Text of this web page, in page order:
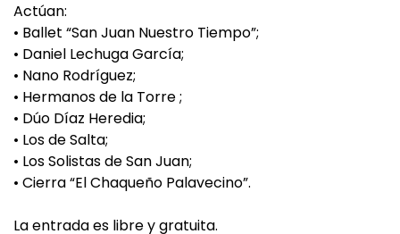
Actúan:
• Ballet “San Juan Nuestro Tiempo”;
• Daniel Lechuga García;
• Nano Rodríguez;
• Hermanos de la Torre ;
• Dúo Díaz Heredia;
• Los de Salta;
• Los Solistas de San Juan;
• Cierra “El Chaqueño Palavecino”.
La entrada es libre y gratuita.